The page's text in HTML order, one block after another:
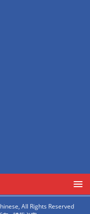
All Rights Reserved